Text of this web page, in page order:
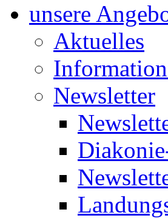
unsere
Aktuelles
Newsletter